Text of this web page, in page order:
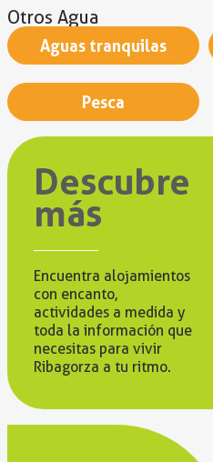
Otros Agua
Aguas tranquilas
Pesca
Descubre
más
Encuentra alojamientos
con encanto,
actividades a medida y
toda la información que
necesitas para vivir
Ribagorza a tu ritmo.